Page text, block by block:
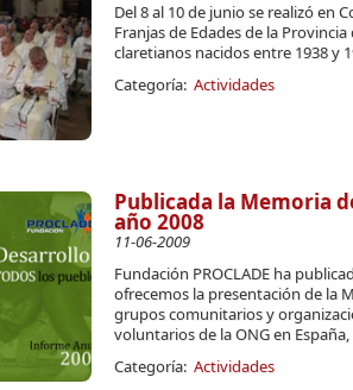
Del 8 al 10 de junio se realizó en
Franjas de Edades de la
claretianos nacidos entre 1938 y
Categoría: Actividades
Publicada la Memoria
año 2008
11-06-2009
Fundación PROCLADE ha
ofrecemos la presentación de la
grupos comunitarios y
voluntarios de la ONG en
Categoría: Actividades